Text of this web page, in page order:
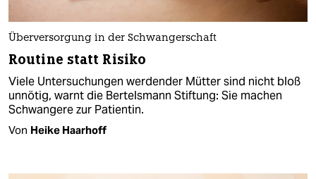
Überversorgung in der Schwangerschaft
Routine statt Risiko
Viele Untersuchungen werdender Mütter sind nicht bloß
unnötig, warnt die Bertelsmann Stiftung: Sie machen
Schwangere zur Patientin.
Von Heike Haarhoff